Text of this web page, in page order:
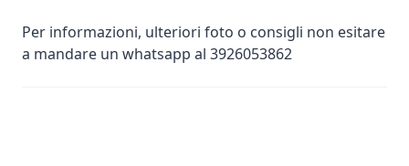
Per informazioni, ulteriori foto o consigli non esitare
a mandare un whatsapp al 3926053862